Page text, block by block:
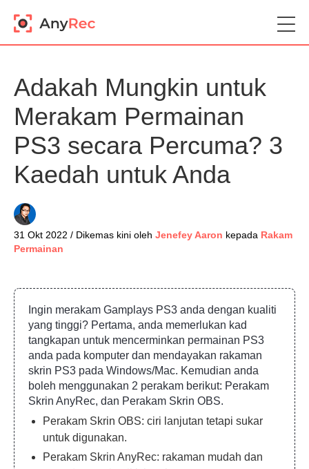
Adakah Mungkin untuk
Merakam Permainan
PS3 secara Percuma? 3
Kaedah untuk Anda
31 Okt 2022 / Dikemas kini oleh Jenefey Aaron kepada Rakam
Permainan
Ingin merakam Gamplays PS3 anda dengan kualiti
yang tinggi? Pertama, anda memerlukan kad
tangkapan untuk mencerminkan permainan PS3
anda pada komputer dan mendayakan rakaman
skrin PS3 pada Windows/Mac. Kemudian anda
boleh menggunakan 2 perakam berikut: Perakam
Skrin AnyRec, dan Perakam Skrin OBS.
Perakam Skrin OBS: ciri lanjutan tetapi sukar
untuk digunakan.
Perakam Skrin AnyRec: rakaman mudah dan